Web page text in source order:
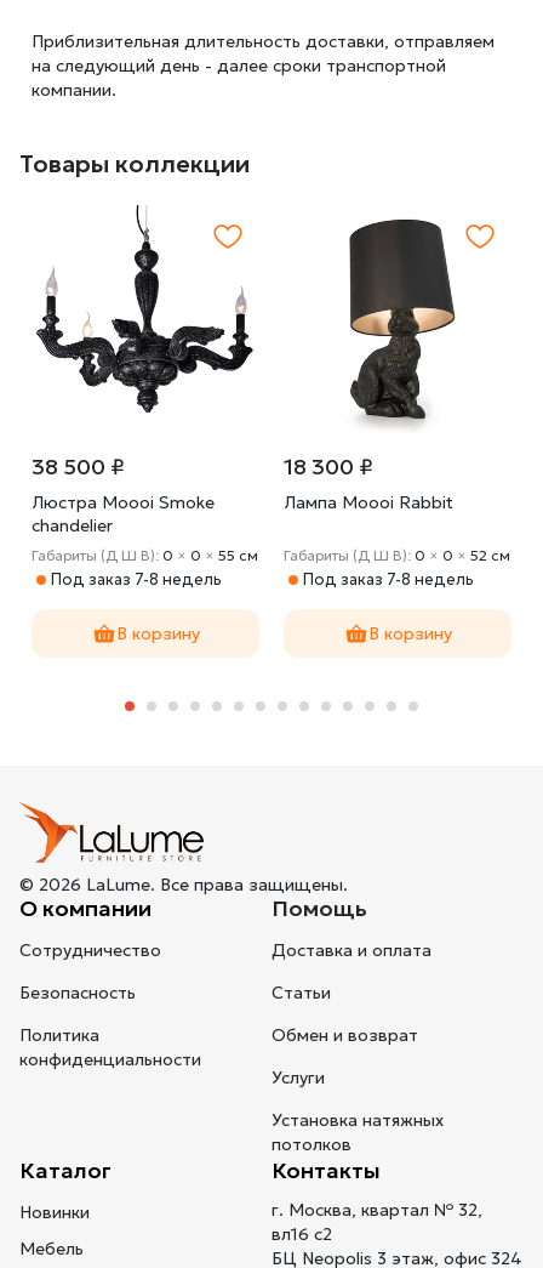
Приблизительная длительность доставки, отправляем
на следующий день - далее сроки транспортной
компании.
Товары коллекции
38 500 ₽
Люстра Moooi Smoke
chandelier
Габариты (Д Ш В): 0 × 0 × 55 cм
Под заказ 7-8 недель
В корзину
18 300 ₽
Лампа Moooi Rabbit
Габариты (Д Ш В): 0 × 0 × 52 cм
Под заказ 7-8 недель
В корзину
© 2026 LaLume. Все права защищены.
О компании
Сотрудничество
Безопасность
Политика
конфиденциальности
Помощь
Доставка и оплата
Статьи
Обмен и возврат
Услуги
Установка натяжных
потолков
Каталог
Новинки
Мебель
Контакты
г. Москва, квартал № 32,
вл16 с2
БЦ Neopolis 3 этаж, офис 324